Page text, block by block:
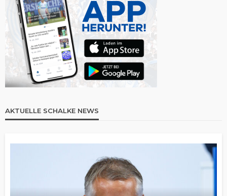
AKTUELLE SCHALKE NEWS